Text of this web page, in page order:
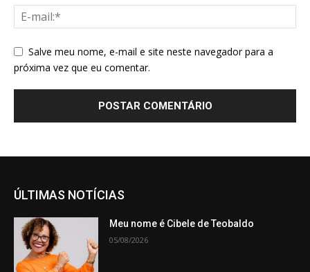
Salve meu nome, e-mail e site neste navegador para a
próxima vez que eu comentar.
ÚLTIMAS NOTÍCIAS
Meu nome é Cibele de Teobaldo
05/08/2026